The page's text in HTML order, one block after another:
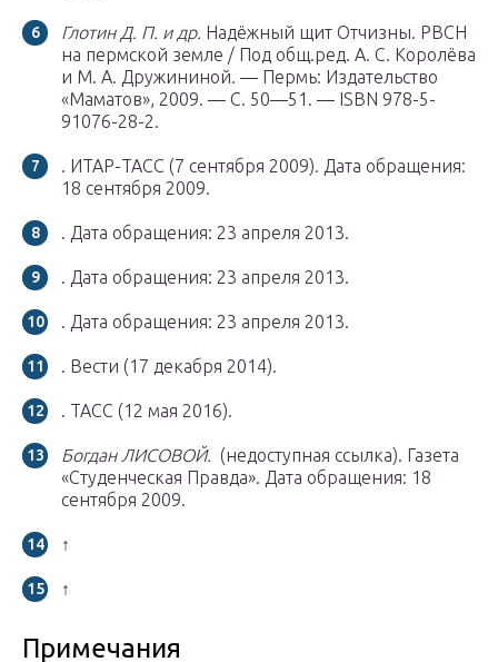
Глотин Д. П. и др. Надёжный щит Отчизны. РВСН
на пермской земле / Под общ.ред. А. С. Королёва
и М. А. Дружининой. — Пермь: Издательство
«Маматов», 2009. — С. 50—51. — ISBN 978-5-
91076-28-2.
. ИТАР-ТАСС (7 сентября 2009). Дата обращения:
18 сентября 2009.
. Дата обращения: 23 апреля 2013.
. Дата обращения: 23 апреля 2013.
. Дата обращения: 23 апреля 2013.
. Вести (17 декабря 2014).
. ТАСС (12 мая 2016).
Богдан ЛИСОВОЙ. (недоступная ссылка). Газета
«Студенческая Правда». Дата обращения: 18
сентября 2009.
↑
↑
Примечания